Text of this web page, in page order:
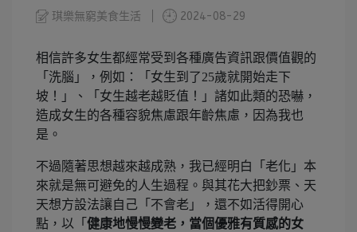
琪樂無窮美食生活 2024-08-29
相信許多女生都經常受到各種廣告資訊跟價值觀的
「洗腦」，例如：「女生到了25歲就開始走下
坡！」、「女生越老越貶值！」諸如此類的恐嚇，
造成女生的各種容貌焦慮跟年齡焦慮，因為我也
是。
不過隨著思想越來越成熟，我已經明白「老化」本
來就是無可避免的人生過程。與其花大把鈔票、天
天想方設法讓自己「不會老」，還不如活得開心
點，以「 健康地慢慢變老，當個優雅有質感的女